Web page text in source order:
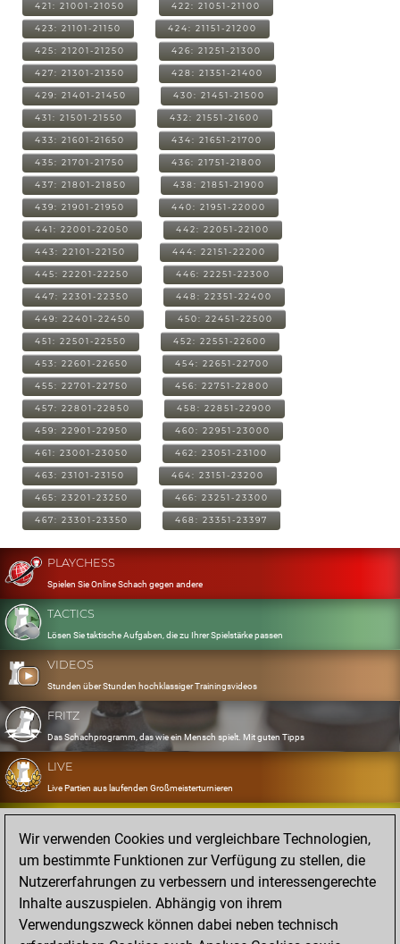
421: 21001-21050 422: 21051-21100
423: 21101-21150 424: 21151-21200
425: 21201-21250 426: 21251-21300
427: 21301-21350 428: 21351-21400
429: 21401-21450 430: 21451-21500
431: 21501-21550 432: 21551-21600
433: 21601-21650 434: 21651-21700
435: 21701-21750 436: 21751-21800
437: 21801-21850 438: 21851-21900
439: 21901-21950 440: 21951-22000
441: 22001-22050 442: 22051-22100
443: 22101-22150 444: 22151-22200
445: 22201-22250 446: 22251-22300
447: 22301-22350 448: 22351-22400
449: 22401-22450 450: 22451-22500
451: 22501-22550 452: 22551-22600
453: 22601-22650 454: 22651-22700
455: 22701-22750 456: 22751-22800
457: 22801-22850 458: 22851-22900
459: 22901-22950 460: 22951-23000
461: 23001-23050 462: 23051-23100
463: 23101-23150 464: 23151-23200
465: 23201-23250 466: 23251-23300
467: 23301-23350 468: 23351-23397
PLAYCHESS
Spielen Sie Online Schach gegen andere
TACTICS
Lösen Sie taktische Aufgaben, die zu Ihrer Spielstärke passen
VIDEOS
Stunden über Stunden hochklassiger Trainingsvideos
FRITZ
Das Schachprogramm, das wie ein Mensch spielt. Mit guten Tipps
LIVE
Live Partien aus laufenden Großmeisterturnieren
OPENINGS
Erfassen und Üben Sie Ihr Eröffnungsrepertoire
DATABASE
Acht Millionen starke Partien
MYGAMES
Speichern und analysieren Sie eigene Partien in der Cloud
Wir verwenden Cookies und vergleichbare Technologien,
um bestimmte Funktionen zur Verfügung zu stellen, die
Nutzererfahrungen zu verbessern und interessengerechte
Inhalte auszuspielen. Abhängig von ihrem
Verwendungszweck können dabei neben technisch